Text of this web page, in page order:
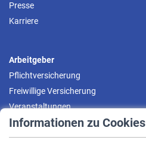
Informationen zu Cookies
Presse
Karriere
Arbeitgeber
Pflichtversicherung
Freiwillige Versicherung
Veranstaltungen